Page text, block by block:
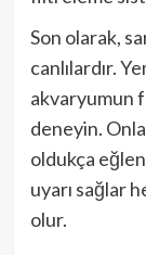
Son olarak,
canlılardır.
akvaryumun
deneyin.
oldukça
uyarı sağlar
olur.